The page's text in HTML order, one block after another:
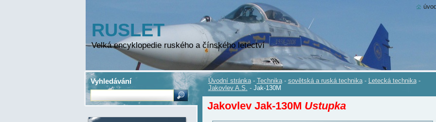
RUSLET
Velká encyklopedie ruského a čínského letectví
Úvodní stránka - Technika - sovětská a ruská technika - Letecká technika -
Jakovlev A.S. - Jak-130M
Jakovlev Jak-130M Ustupka
Vyhledávání